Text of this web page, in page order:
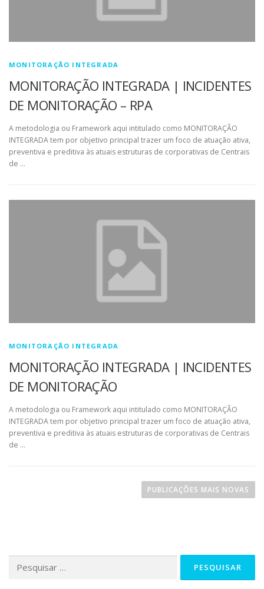
MONITORAÇÃO INTEGRADA
MONITORAÇÃO INTEGRADA | INCIDENTES
DE MONITORAÇÃO – RPA
A metodologia ou Framework aqui intitulado como MONITORAÇÃO
INTEGRADA tem por objetivo principal trazer um foco de atuação ativa,
preventiva e preditiva às atuais estruturas de corporativas de Centrais
de …
MONITORAÇÃO INTEGRADA
MONITORAÇÃO INTEGRADA | INCIDENTES
DE MONITORAÇÃO
A metodologia ou Framework aqui intitulado como MONITORAÇÃO
INTEGRADA tem por objetivo principal trazer um foco de atuação ativa,
preventiva e preditiva às atuais estruturas de corporativas de Centrais
de …
PUBLICAÇÕES MAIS NOVAS